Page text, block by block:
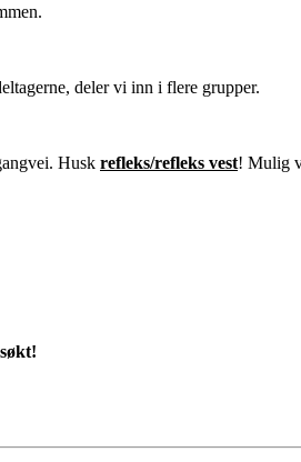
deler vi inn i flere grupper.
Husk refleks/refleks vest! Mulig